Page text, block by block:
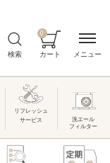
検索 カート
0
リフレッシュ
サービス
洗エール
フィルター
メニュー